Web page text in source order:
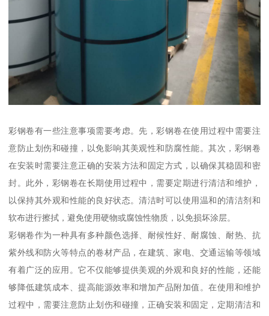
彩钢卷有一些注意事项需要考虑。先，彩钢卷在使用过程中需要注
意防止划伤和碰撞，以免影响其美观性和防腐性能。其次，彩钢卷
在安装时需要注意正确的安装方法和固定方式，以确保其稳固和密
封。此外，彩钢卷在长期使用过程中，需要定期进行清洁和维护，
以保持其外观和性能的良好状态。清洁时可以使用温和的清洁剂和
软布进行擦拭，避免使用硬物或腐蚀性物质，以免损坏涂层。
彩钢卷作为一种具有多种颜色选择、耐候性好、耐腐蚀、耐热、抗
紫外线和防火等特点的卷材产品，在建筑、家电、交通运输等领域
有着广泛的应用。它不仅能够提供美观的外观和良好的性能，还能
够降低建筑成本、提高能源效率和增加产品附加值。在使用和维护
过程中，需要注意防止划伤和碰撞，正确安装和固定，定期清洁和